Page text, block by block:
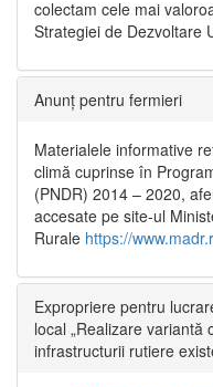
colectam cele mai
Strategiei de Dezvoltare
Anunț pentru fermieri
Materialele informative
climă cuprinse în
(PNDR) 2014 – 2020,
accesate pe site-ul
Rurale https://
Expropriere pentru
local „Realizare
infrastructurii rutiere